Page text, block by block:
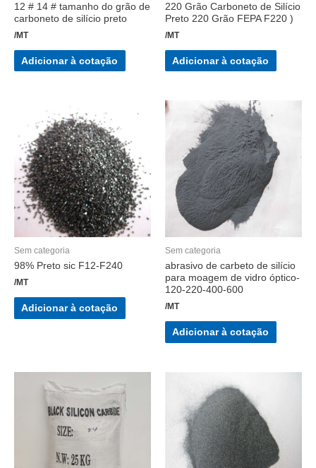
12 # 14 # tamanho do grão de
carboneto de silício preto
/MT
Adicionar à cotação
220 Grão Carboneto de Silício
Preto 220 Grão FEPA F220 )
/MT
Adicionar à cotação
Sem categoria
98% Preto sic F12-F240
/MT
Adicionar à cotação
Sem categoria
abrasivo de carbeto de silício
para moagem de vidro óptico-
120-220-400-600
/MT
Adicionar à cotação